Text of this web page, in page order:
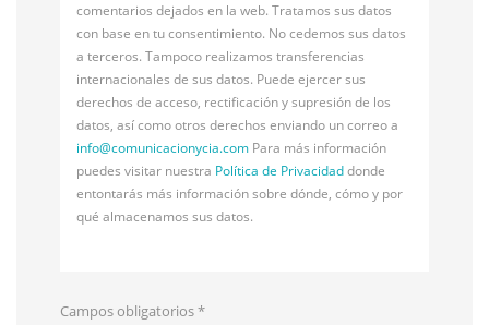
comentarios dejados en la web. Tratamos sus datos
con base en tu consentimiento. No cedemos sus datos
a terceros. Tampoco realizamos transferencias
internacionales de sus datos. Puede ejercer sus
derechos de acceso, rectificación y supresión de los
datos, así como otros derechos enviando un correo a
info@comunicacionycia.com Para más información
puedes visitar nuestra Política de Privacidaddonde
entontarás más información sobre dónde, cómo y por
qué almacenamos sus datos.
Campos obligatorios*